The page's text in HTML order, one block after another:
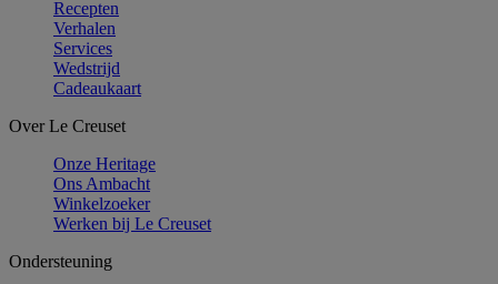
Recepten
Verhalen
Services
Wedstrijd
Cadeaukaart
Over Le Creuset
Onze Heritage
Ons Ambacht
Winkelzoeker
Werken bij Le Creuset
Ondersteuning